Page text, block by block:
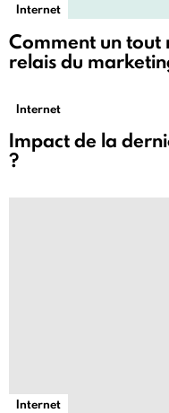
Internet
Comment un tout
relais du
Internet
Impact de la
?
Internet